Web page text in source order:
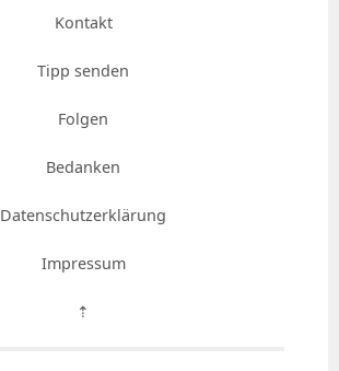
Kontakt
Tipp senden
Folgen
Bedanken
Datenschutzerklärung
Impressum
⇡